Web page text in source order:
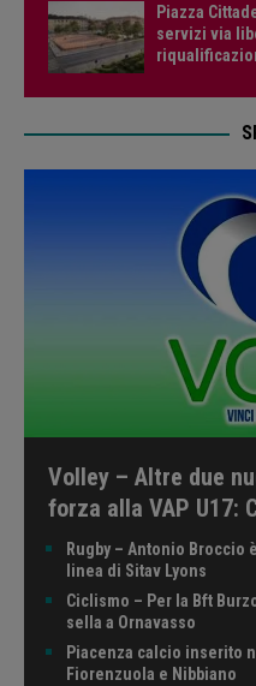
Piazza
servizi via
Volley – Altre due
forza alla VAP U17:
Rugby – Antonio Broccio
linea di Sitav Lyons
Ciclismo – Per la Bft
sella a Ornavasso
Piacenza calcio inserito
Fiorenzuola e Nibbiano